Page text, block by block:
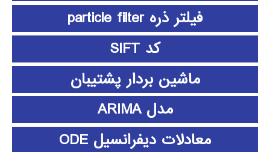
فیلتر ذره particle filter
کد SIFT
ماشین بردار پشتیبان
مدل ARIMA
معادلات دیفرانسیل ODE